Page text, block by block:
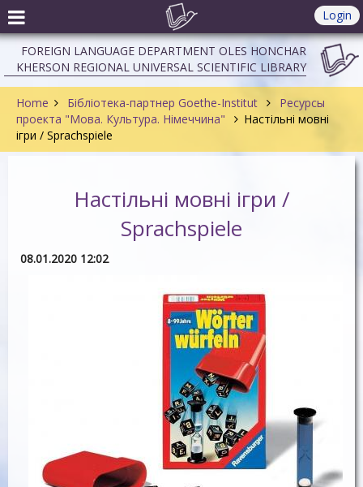
Login
FOREIGN LANGUAGE DEPARTMENT OLES HONCHAR
KHERSON REGIONAL UNIVERSAL SCIENTIFIC LIBRARY
Home Бібліотека-партнер Goethe-Institut
Ресурсы
проекта "Мова. Культура. Німеччина"
Настільні мовні
ігри / Sprachspiele
Настільні мовні ігри /
Sprachspiele
08.01.2020 12:02